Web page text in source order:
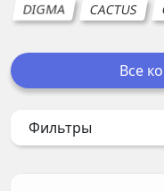
DIGMA CACTUS
Все
Фильтры